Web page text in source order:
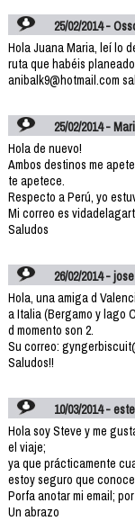
25/02/2014 -
Hola Juana Maria, leí lo
ruta que habéis
anibalk9@hotmail.com
25/02/2014 -
Hola de nuevo!
Ambos destinos me
te apetece.
Respecto a Perú, yo
Mi correo es
Saludos
26/02/2014 - jose
Hola, una amiga d
a Italia (Bergamo y lago
d momento son 2.
Su correo:
Saludos!!
10/03/2014 -
Hola soy Steve y me
el viaje;
ya que prácticamente
estoy seguro que
Porfa anotar mi email;
Un abrazo